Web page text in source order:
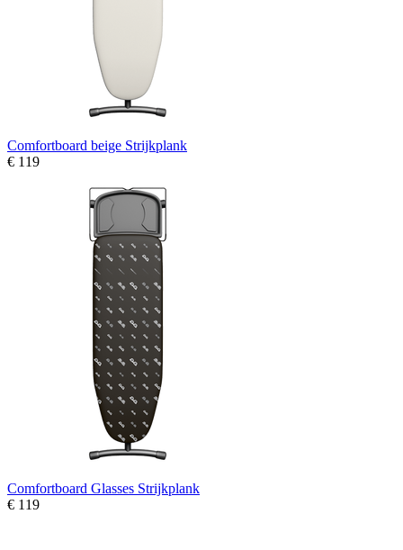
Comfortboard beige Strijkplank
€ 119
Comfortboard Glasses Strijkplank
€ 119